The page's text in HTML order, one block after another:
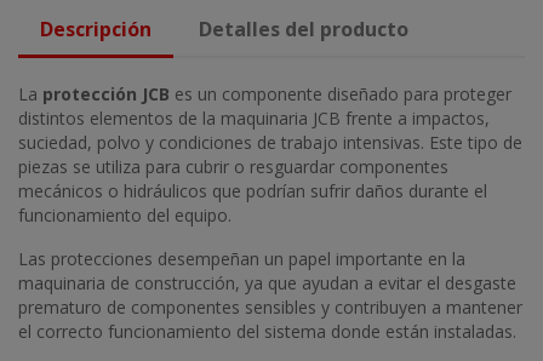
Descripción Detalles del producto
La protección JCB es un componente diseñado para proteger
distintos elementos de la maquinaria JCB frente a impactos,
suciedad, polvo y condiciones de trabajo intensivas. Este tipo de
piezas se utiliza para cubrir o resguardar componentes
mecánicos o hidráulicos que podrían sufrir daños durante el
funcionamiento del equipo.
Las protecciones desempeñan un papel importante en la
maquinaria de construcción, ya que ayudan a evitar el desgaste
prematuro de componentes sensibles y contribuyen a mantener
el correcto funcionamiento del sistema donde están instaladas.